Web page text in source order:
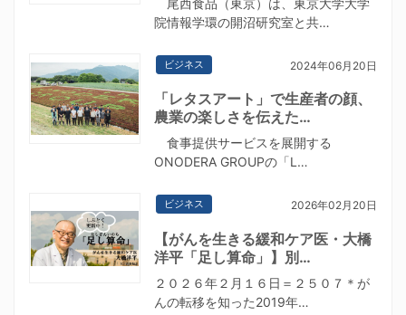
尾西食品（東京）は、東京大学大学
院情報学環の開沼研究室と共…
ビジネス 2024年06月20日
「レタスアート」で生産者の顔、
農業の楽しさを伝えた…
食事提供サービスを展開する
ONODERA GROUPの「L…
ビジネス 2026年02月20日
【がんを生きる緩和ケア医・大橋
洋平「足し算命」】別…
２０２６年２月１６日＝２５０７＊が
んの転移を知った2019年…